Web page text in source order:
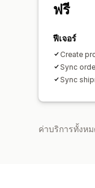
ฟรี
ฟีเจอร์
Create
Sync
Sync
ค่าบริการทั้งหม